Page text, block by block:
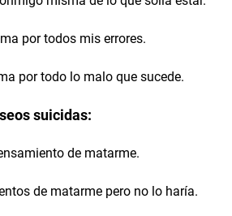
por todos mis errores.
por todo lo malo que sucede.
suicidas:
de matarme.
de matarme pero no lo haría.